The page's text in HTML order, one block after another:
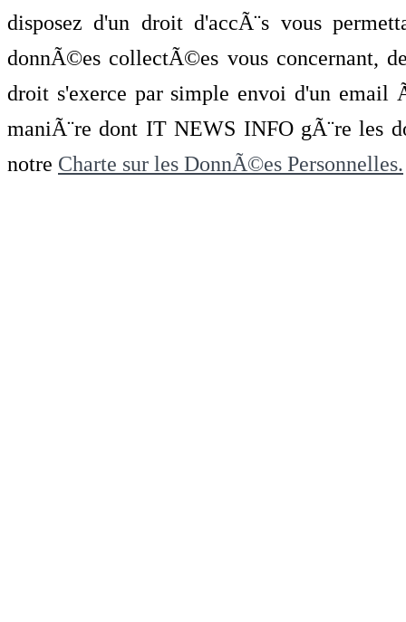
disposez d'un droit d'accÃ¨s vous
donnÃ©es collectÃ©es vous concernant,
droit s'exerce par simple envoi d'un
maniÃ¨re dont IT NEWS INFO gÃ¨re les
notre Charte sur les DonnÃ©es Personnelles.